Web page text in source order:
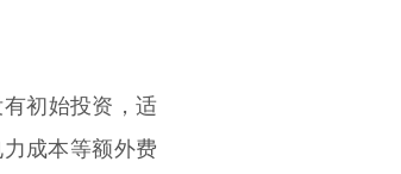
初始投资，适
成本等额外费